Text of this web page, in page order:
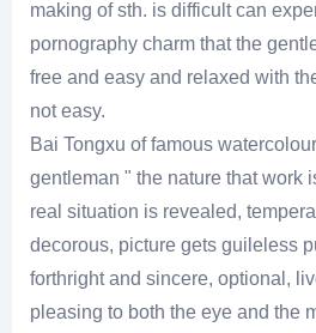
making of sth. is difficult can
pornography charm that the
free and easy and relaxed with
not easy.
Bai Tongxu of famous
gentleman " the nature that work
real situation is revealed,
decorous, picture gets guileless
forthright and sincere, optional,
pleasing to both the eye and the